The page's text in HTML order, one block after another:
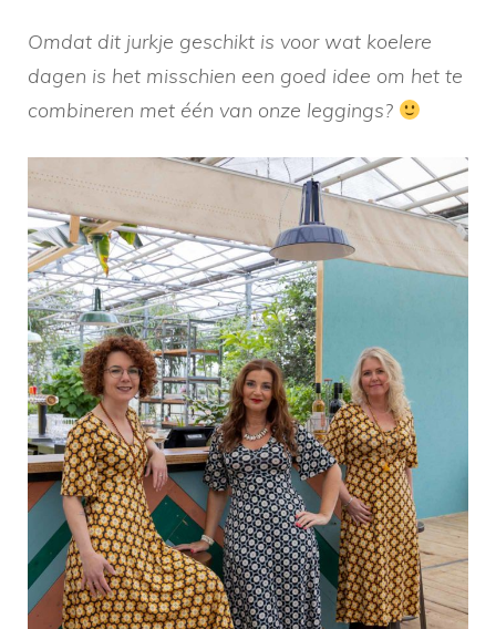
Omdat dit jurkje geschikt is voor wat koelere
dagen is het misschien een goed idee om het te
combineren met één van onze leggings?